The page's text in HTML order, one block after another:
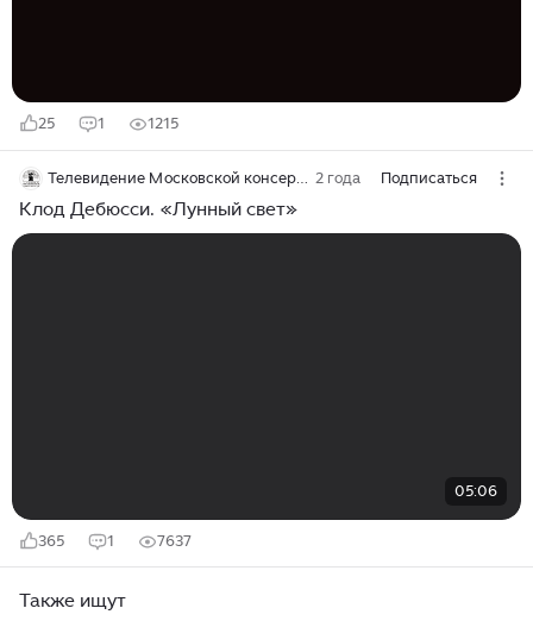
25 1 1215
Телевидение Московской консерватории 2 года Подписаться
Клод Дебюсси. «Лунный свет»
05:06
365 1 7637
Также ищут